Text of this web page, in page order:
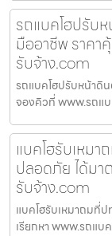
รถแบคโฮปรับ
มืออาชีพ ราคา
รับจ้าง.com
รถแบคโฮปรับหน้าดิ
จองคิวที่ www.รถแ
แบคโฮรับเหม
ปลอดภัย ได้มา
รับจ้าง.com
แบคโฮรับเหมาถมที่
เรียกหา www.รถแบ